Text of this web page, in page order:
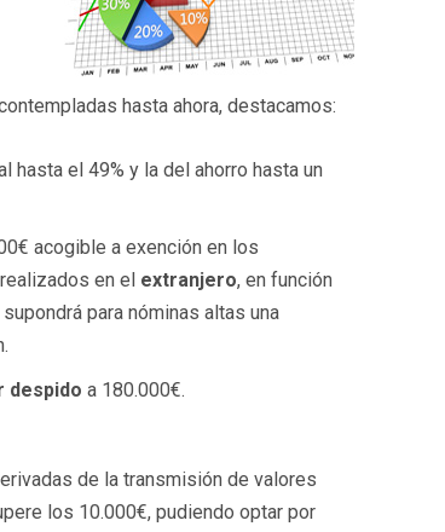
hasta ahora, destacamos:
hasta el 49% y la del ahorro hasta un
acogible a exención en los
en el extranjero, en función
para nóminas altas una
despido a 180.000€.
de la transmisión de valores
los 10.000€, pudiendo optar por